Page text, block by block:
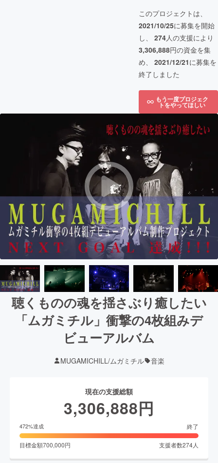
このプロジェクトは、
2021/10/25に募集を開始
し、 274人の支援により
3,306,888円の資金を集
め、 2021/12/21に募集を
終了しました
もう一度プロジェク
トをやってほしい
聴くものの魂を揺さぶり癒したい
「ムガミチル」衝撃の4枚組みデ
ビューアルバム
MUGAMICHILL/ムガミチル 音楽
現在の支援総額
3,306,888円
472%達成 終了
目標金額700,000円 支援者数274人